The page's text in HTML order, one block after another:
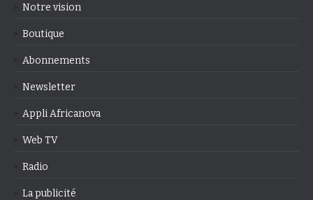
Notre vision
Boutique
Abonnements
Newsletter
Appli Africanova
Web TV
Radio
La publicité